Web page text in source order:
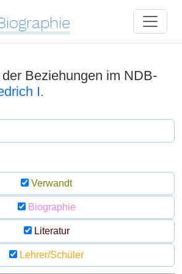
Beziehungen im NDB-
I.
Verwandt
Biographie
Literatur
Lehrer/Schüler